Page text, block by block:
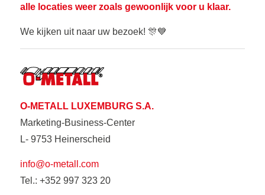
alle locaties weer zoals gewoonlijk voor u klaar.
We kijken uit naar uw bezoek! 🎊💙
O-METALL LUXEMBURG S.A.
Marketing-Business-Center
L- 9753 Heinerscheid
info@o-metall.com
Tel.: +352 997 323 20